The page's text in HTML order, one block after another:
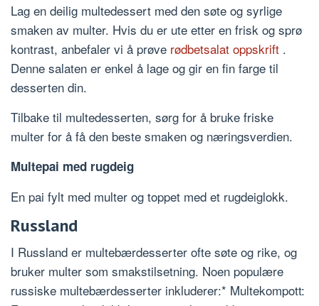
Lag en deilig multedessert med den søte og syrlige
smaken av multer. Hvis du er ute etter en frisk og sprø
kontrast, anbefaler vi å prøve rødbetsalat oppskrift .
Denne salaten er enkel å lage og gir en fin farge til
desserten din.
Tilbake til multedesserten, sørg for å bruke friske
multer for å få den beste smaken og næringsverdien.
Multepai med rugdeig
En pai fylt med multer og toppet med et rugdeiglokk.
Russland
I Russland er multebærdesserter ofte søte og rike, og
bruker multer som smakstilsetning. Noen populære
russiske multebærdesserter inkluderer:* Multekompott: